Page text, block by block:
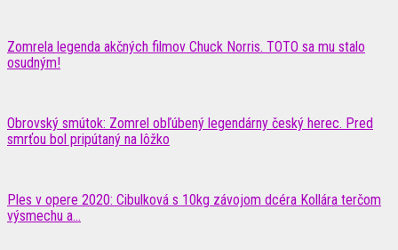
Zomrela legenda akčných filmov Chuck Norris. TOTO sa mu stalo
osudným!
Obrovský smútok: Zomrel obľúbený legendárny český herec. Pred
smrťou bol pripútaný na lôžko
Ples v opere 2020: Cibulková s 10kg závojom dcéra Kollára terčom
výsmechu a...